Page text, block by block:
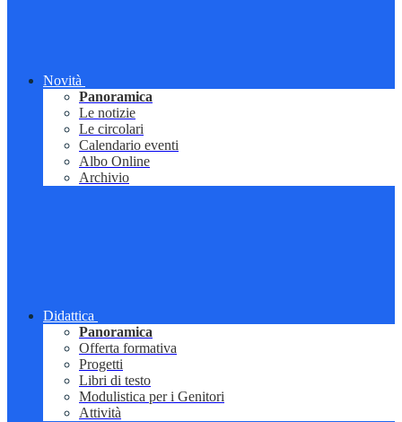
Novità
Panoramica
Le notizie
Le circolari
Calendario eventi
Albo Online
Archivio
Didattica
Panoramica
Offerta formativa
Progetti
Libri di testo
Modulistica per i Genitori
Attività